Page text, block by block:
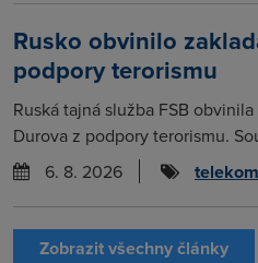
Rusko obvinilo
podpory terorismu
Ruská tajná služba FSB
Durova z podpory terorismu.
6. 8. 2026
Zobrazit všechny články